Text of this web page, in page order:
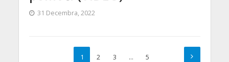
31 Decembra, 2022
1 2 3 … 5